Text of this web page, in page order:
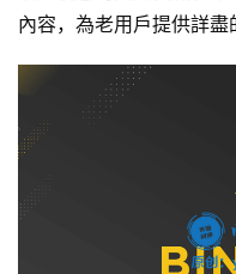
內容，為老用戶提供詳盡